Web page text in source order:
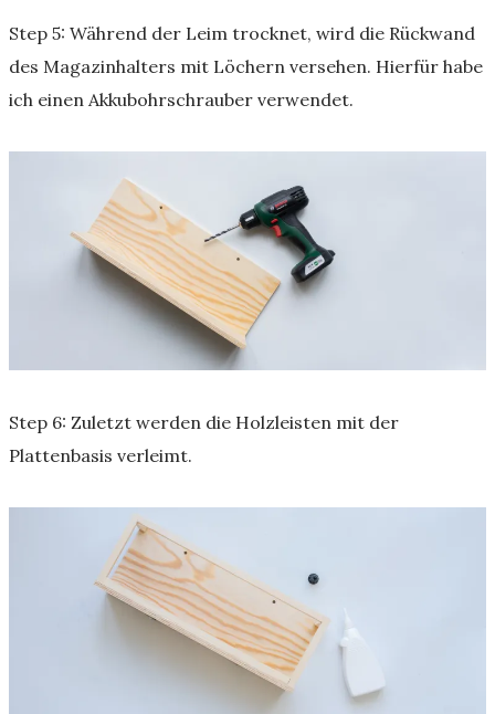
Step 5: Während der Leim trocknet, wird die Rückwand
des Magazinhalters mit Löchern versehen. Hierfür habe
ich einen Akkubohrschrauber verwendet.
Step 6: Zuletzt werden die Holzleisten mit der
Plattenbasis verleimt.